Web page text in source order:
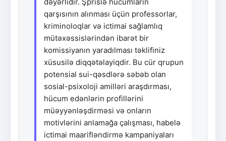
qarşısının alınması üçün professorlar,
kriminoloqlar və ictimai sağlamlıq
mütəxəssislərindən ibarət bir
komissiyanın yaradılması təklifiniz
xüsusilə diqqətəlayiqdir. Bu cür qrupun
potensial sui-qəsdlərə səbəb olan
sosial-psixoloji amilləri araşdırması,
hücum edənlərin profillərini
müəyyənləşdirməsi və onların
motivlərini anlamağa çalışması, habelə
ictimai maarifləndirmə kampaniyaları